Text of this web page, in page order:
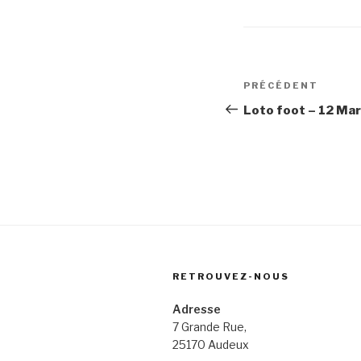
Navigation
de
Article
précédent
PRÉCÉDENT
Loto foot – 12
RETROUVEZ-NOUS
Adresse
7 Grande Rue,
25170 Audeux